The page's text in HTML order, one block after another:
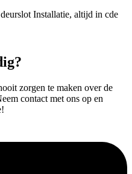
zorgen te maken over de
contact met ons op en